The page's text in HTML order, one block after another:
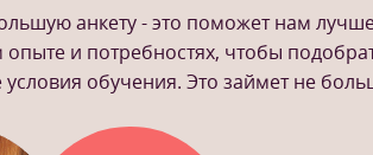
анкету - это поможет нам
и потребностях, чтобы
обучения. Это займет не